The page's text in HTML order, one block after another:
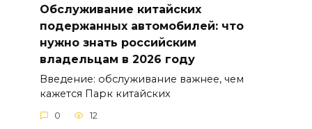
Обслуживание китайских
подержанных автомобилей: что
нужно знать российским
владельцам в 2026 году
Введение: обслуживание важнее, чем
кажется Парк китайских
0 12